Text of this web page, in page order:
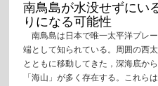
南鳥島が水没せずにい
りになる可能性
南鳥島は日本で唯一太平洋プレ
端として知られている。周囲の西
とともに移動してきた，深海底か
「海山」が多く存在する。これら